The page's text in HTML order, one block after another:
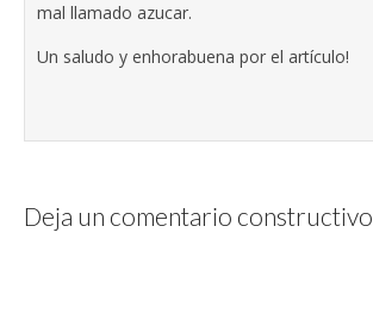
mal llamado azucar.
Un saludo y enhorabuena por el artículo!
Deja un comentario constructivo